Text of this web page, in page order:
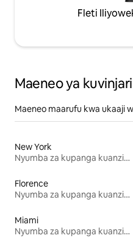
Fleti
Maeneo ya kuvinjari
Maeneo maarufu kwa ukaaji
New York
Nyumba za kupanga kuanzia mwezi mmoja
Florence
Nyumba za kupanga kuanzia mwezi mmoja
Miami
Nyumba za kupanga kuanzia mwezi mmoja